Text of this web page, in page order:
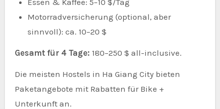
Motorradversicherung (optional, aber
sinnvoll): ca. 10–20 $
Gesamt für 4 Tage: 180–250 $ all-inclusive.
Die meisten Hostels in Ha Giang City bieten
Paketangebote mit Rabatten für Bike +
Unterkunft an.